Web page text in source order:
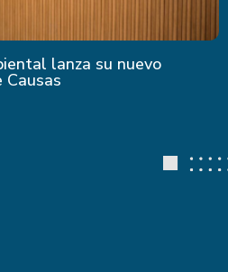
lanza su nuevo